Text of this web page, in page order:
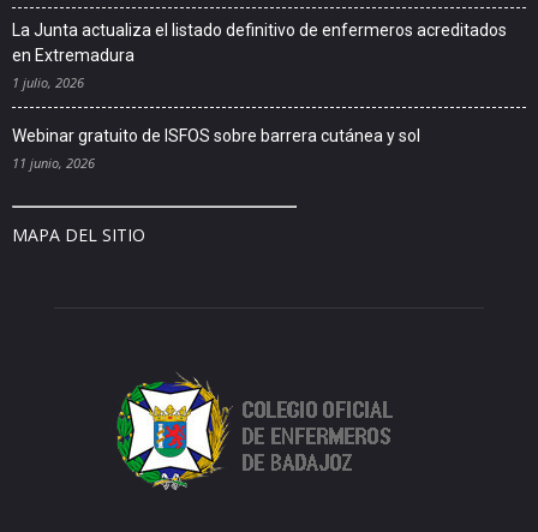
La Junta actualiza el listado definitivo de enfermeros acreditados
en Extremadura
1 julio, 2026
Webinar gratuito de ISFOS sobre barrera cutánea y sol
11 junio, 2026
MAPA DEL SITIO